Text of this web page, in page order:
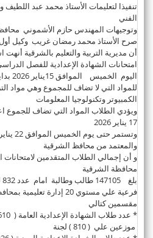
تنفيذا لتعليمات الأستاذ محمد عبد اللطيف
الفني
وتوجيهات المهندس حازم الأشموني
صرح الأستاذ محمد رمضان غريب وكيل أول
أن مديرية التربية والتعليم بالشرقية أنهت
امتحانات الشهادة الإعدادية للفصل الدراسي الأول
للمواد التي لا تضاف للمجموع وهي مواد
الكمبيوتر وتكنولوجيا المعلومات
ويؤدي الطلاب المواد التي تضاف للجموع
17 يناير 2026
والمعتمد من محافظ الشرقية
و أن إجمالي الطلاب المتقدمين
محافظة الشرقية
فرعية علي مستوي 20 إدارة تعليمية بمحافظة الشرقية .
مقسمين كتالي
* عدد طلاب الشهادة الإعدادية العامة ( 145610)
موزعين علي ( 810 ) لجنة